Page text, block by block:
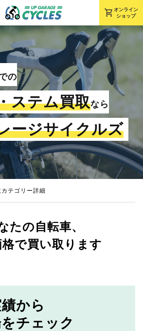
shopping_cart オンライン
ショップ
の
ステム買取なら
ージサイクルズ
テゴリー詳細
たの自転車、
で買い取ります
から
チェック